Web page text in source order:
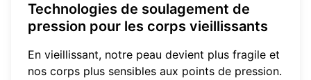
Technologies de soulagement de
pression pour les corps vieillissants
En vieillissant, notre peau devient plus fragile et
nos corps plus sensibles aux points de pression.